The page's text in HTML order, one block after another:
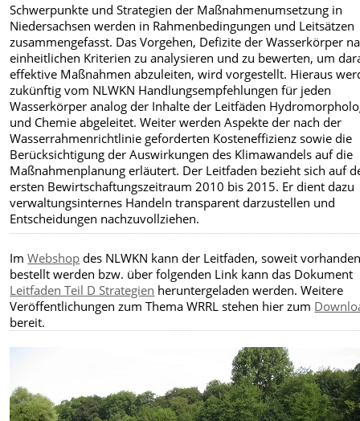
Schwerpunkte und Strategien der Maßnahmenumsetzung in
Niedersachsen werden in Rahmenbedingungen und Leitsätzen
zusammengefasst. Das Vorgehen, Defizite der Wasserkörper
einheitlichen Kriterien zu analysieren und zu bewerten, um
effektive Maßnahmen abzuleiten, wird vorgestellt. Hieraus
zukünftig vom NLWKN Handlungsempfehlungen für jeden
Wasserkörper analog der Inhalte der Leitfäden
und Chemie abgeleitet. Weiter werden Aspekte der nach der
Wasserrahmenrichtlinie geforderten Kosteneffizienz sowie die
Berücksichtigung der Auswirkungen des Klimawandels auf die
Maßnahmenplanung erläutert. Der Leitfaden bezieht sich auf
ersten Bewirtschaftungszeitraum 2010 bis 2015. Er dient dazu
verwaltungsinternes Handeln transparent darzustellen und
Entscheidungen nachzuvollziehen.
ImWebshop des NLWKN kann der Leitfaden, soweit
bestellt werden bzw. über folgenden Link kann das Dokument
Leitfaden Teil D Strategien heruntergeladen werden. Weitere
Veröffentlichungen zum Thema WRRL stehen hier zum
bereit.